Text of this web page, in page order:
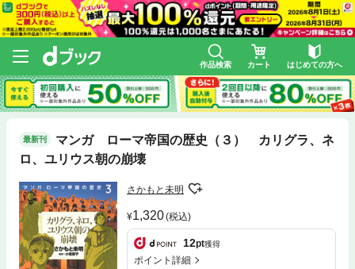
作品検索 カート はじめての方へ
最新刊
マンガ ローマ帝国の歴史（３） カリグラ、ネ
ロ、ユリウス朝の崩壊
さかもと未明
1,320(税込)
12pt獲得
ポイント詳細